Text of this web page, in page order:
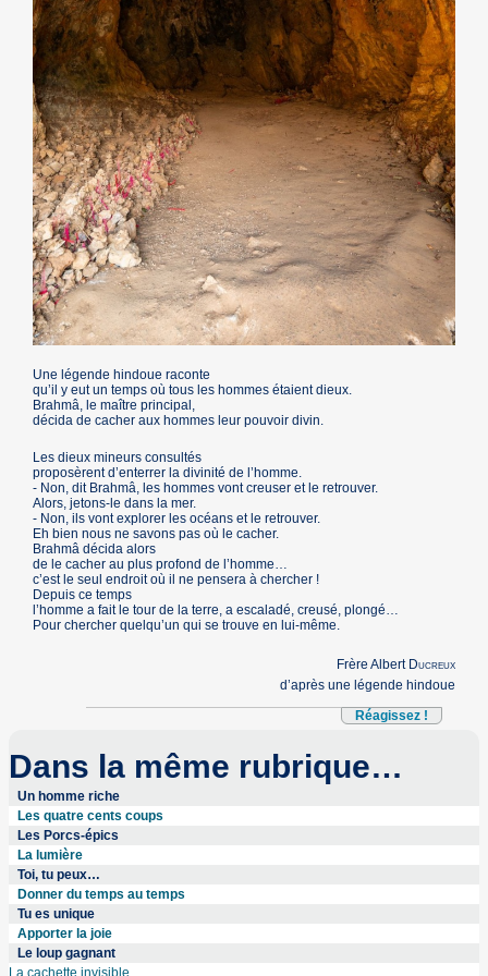
Une légende hindoue raconte
qu’il y eut un temps où tous les hommes étaient dieux.
Brahmâ, le maître principal,
décida de cacher aux hommes leur pouvoir divin.
Les dieux mineurs consultés
proposèrent d’enterrer la divinité de l’homme.
- Non, dit Brahmâ, les hommes vont creuser et le retrouver.
Alors, jetons-le dans la mer.
- Non, ils vont explorer les océans et le retrouver.
Eh bien nous ne savons pas où le cacher.
Brahmâ décida alors
de le cacher au plus profond de l’homme…
c’est le seul endroit où il ne pensera à chercher !
Depuis ce temps
l’homme a fait le tour de la terre, a escaladé, creusé, plongé…
Pour chercher quelqu’un qui se trouve en lui-même.
Frère Albert Ducreux
d’après une légende hindoue
Réagissez !
Dans la même rubrique…
Un homme riche
Les quatre cents coups
Les Porcs-épics
La lumière
Toi, tu peux…
Donner du temps au temps
Tu es unique
Apporter la joie
Le loup gagnant
La cachette invisible